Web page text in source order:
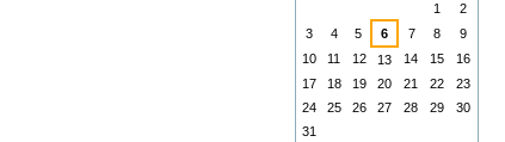
1
2
3
4 5 6 7 8
9
10
11 12 13 14 15
16
17
18 19 20 21 22
23
24
25 26 27 28 29
30
31